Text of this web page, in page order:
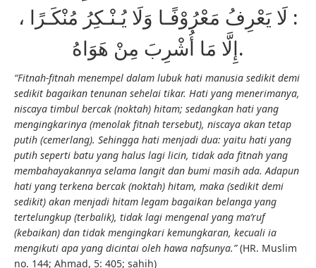
: لَا يَعْرِفُ مَعْرُوْفًـا وَلَا يُـنْـكِرُ مُنْكَـرًا ،
إِلَّا مَا أُشْرِبَ مِنْ هَوَاهُ.
“Fitnah-fitnah menempel dalam lubuk hati manusia sedikit demi
sedikit bagaikan tenunan sehelai tikar. Hati yang menerimanya,
niscaya timbul bercak (noktah) hitam; sedangkan hati yang
mengingkarinya (menolak fitnah tersebut), niscaya akan tetap
putih (cemerlang). Sehingga hati menjadi dua: yaitu hati yang
putih seperti batu yang halus lagi licin, tidak ada fitnah yang
membahayakannya selama langit dan bumi masih ada. Adapun
hati yang terkena bercak (noktah) hitam, maka (sedikit demi
sedikit) akan menjadi hitam legam bagaikan belanga yang
tertelungkup (terbalik), tidak lagi mengenal yang ma’ruf
(kebaikan) dan tidak mengingkari kemungkaran, kecuali ia
mengikuti apa yang dicintai oleh hawa nafsunya.”(HR. Muslim
no. 144; Ahmad, 5: 405; sahih)